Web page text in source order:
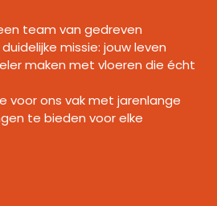
team van gedreven
missie: jouw leven
maken met vloeren die écht
voor ons vak met jarenlange
te bieden voor elke